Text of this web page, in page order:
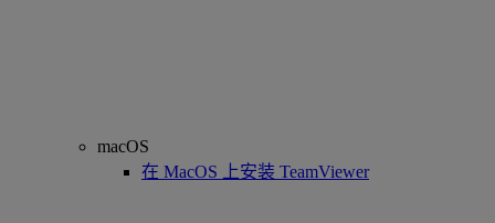
macOS
在 MacOS 上安装 TeamViewer